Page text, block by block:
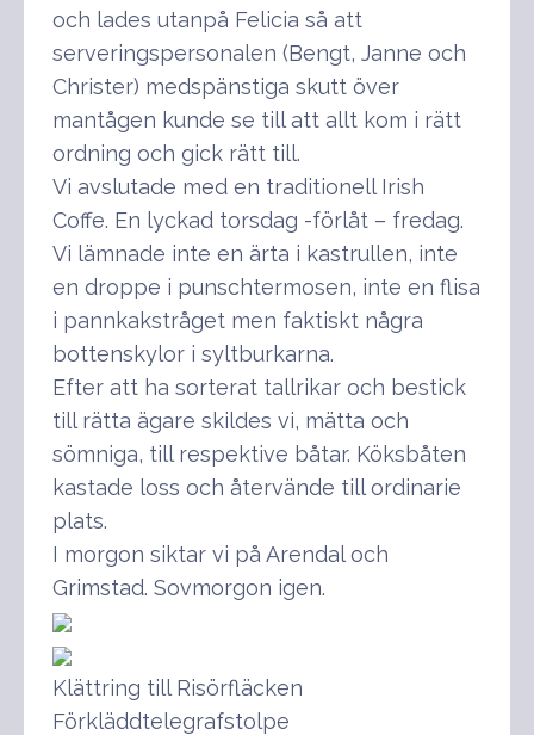
och lades utanpå Felicia så att
serveringspersonalen (Bengt, Janne och
Christer) medspänstiga skutt över
mantågen kunde se till att allt kom i rätt
ordning och gick rätt till.
Vi avslutade med en traditionell Irish
Coffe. En lyckad torsdag -förlåt – fredag.
Vi lämnade inte en ärta i kastrullen, inte
en droppe i punschtermosen, inte en flisa
i pannkakstråget men faktiskt några
bottenskylor i syltburkarna.
Efter att ha sorterat tallrikar och bestick
till rätta ägare skildes vi, mätta och
sömniga, till respektive båtar. Köksbåten
kastade loss och återvände till ordinarie
plats.
I morgon siktar vi på Arendal och
Grimstad. Sovmorgon igen.
Klättring till Risörfläcken
Förkläddtelegrafstolpe